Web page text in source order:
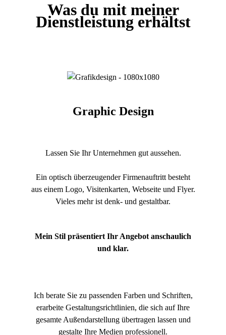
Was du mit meiner
Dienstleistung erhältst
Graphic Design
Lassen Sie Ihr Unternehmen gut aussehen.
Ein optisch überzeugender Firmenauftritt besteht
aus einem Logo, Visitenkarten, Webseite und Flyer.
Vieles mehr ist denk- und gestaltbar.
Mein Stil präsentiert Ihr Angebot anschaulich
und klar.
Ich berate Sie zu passenden Farben und Schriften,
erarbeite Gestaltungsrichtlinien, die sich auf Ihre
gesamte Außendarstellung übertragen lassen und
gestalte Ihre Medien professionell.